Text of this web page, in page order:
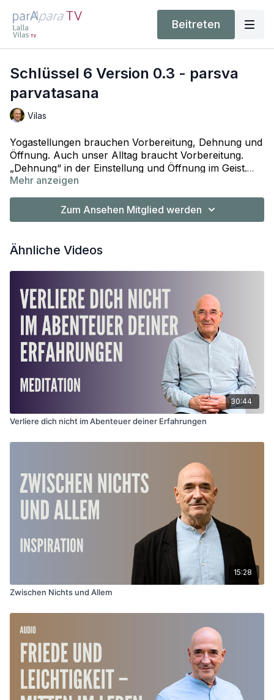
Beitreten
Schlüssel 6 Version 0.3 - parsva
parvatasana
Vilas
Yogastellungen brauchen Vorbereitung, Dehnung und
Öffnung. Auch unser Alltag braucht Vorbereitung.
„Dehnung“ in der Einstellung und Öffnung im Geist.
Der Wunsch in der Meditationspraxis ruhig, aufrecht
Öffnung. Der Einfluss der Schlüssel auf die
regelmäßige Yogapraxis und den Alltag ist enorm.
universellen Ausrichtungsprinzipien, garantieren sie
bei allen Beugen, nach vorne, nach hinten und zur
Seite, hohe Flexibilität, integrierte Gelenke und einen
weicher, und der Geist sanfter und weniger
„verbissen“. Im Alltag schenken sie uns ein
beschwerdefreieres Sitzen. Werden die Schlüssel
regelmäßig geübt, stellt sich mit der Zeit auch die
spirituelle Erfahrung ein. Ein ruhiges zu sich selbst
Kommen.
Mehr anzeigen
Zum Ansehen Mitglied werden
Ähnliche Videos
30:44
Verliere dich nicht im Abenteuer deiner Erfahrungen
15:28
Zwischen Nichts und Allem